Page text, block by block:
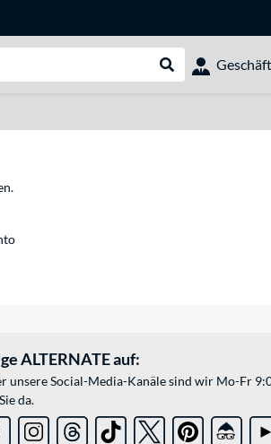
Suche
ALTERNATE auf:
unsere Social-Media-Kanäle sind wir Mo-Fr
da.